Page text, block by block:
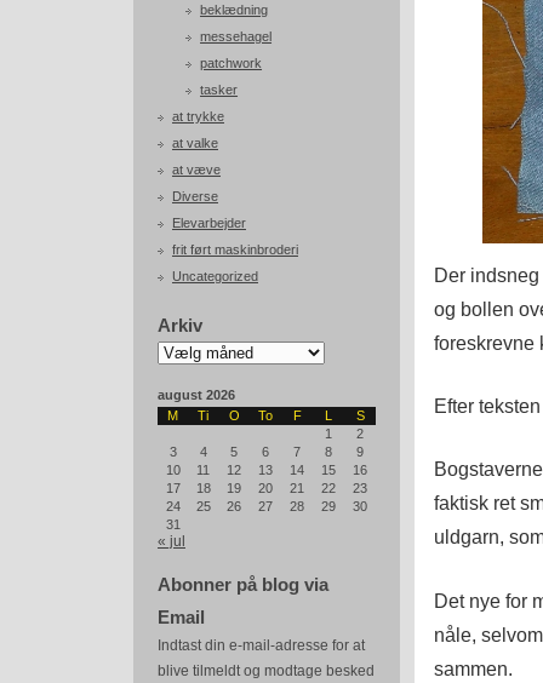
beklædning
messehagel
patchwork
tasker
at trykke
at valke
at væve
Diverse
Elevarbejder
frit ført maskinbroderi
Uncategorized
Arkiv
Arkiv
august 2026
M
Ti O To F L
S
1
2
3
4 5 6 7 8
9
10
11 12 13 14 15
16
17
18 19 20 21 22
23
24
25 26 27 28 29
30
31
« jul
Abonner på blog via
Email
Indtast din e-mail-adresse for at
blive tilmeldt og modtage besked
Der
og bollen
foreskrevne
Efter
faktisk ret
uldgarn,
Det nye for
nåle,
sammen.